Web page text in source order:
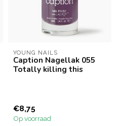
YOUNG NAILS
Caption Nagellak 055
Totally killing this
€8,75
Op voorraad